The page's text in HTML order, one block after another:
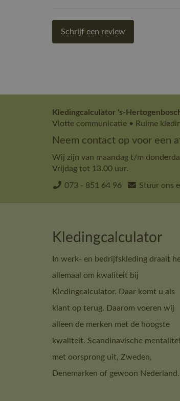
Schrijf een review
Kledingcalculator 's-
Vlotte communicatie • Ruime
Neem contact op voor een
Wij zijn van maandag t/m
Vrijdag tot 13.00 uur.
073 - 851 64 96 Stuur ons
Kledingcalculator
In werk- en bedrijfskleding draait
allemaal om kwaliteit bij
Kledingcalculator. Daar komt u als
klant op terug. Daarom voeren wij
alleen de merken met de hoogste
kwaliteit. Scandinavische
met oorsprong uit, Zweden,
Denemarken of gewoon Nederland.